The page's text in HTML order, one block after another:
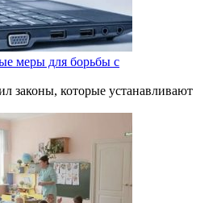
меры для борьбы с
законы, которые устанавливают